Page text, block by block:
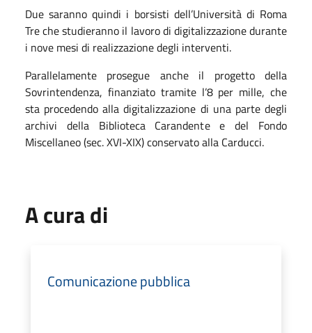
Due saranno quindi i borsisti dell’Università di Roma
Tre che studieranno il lavoro di digitalizzazione durante
i nove mesi di realizzazione degli interventi.
Parallelamente prosegue anche il progetto della
Sovrintendenza, finanziato tramite l’8 per mille, che
sta procedendo alla digitalizzazione di una parte degli
archivi della Biblioteca Carandente e del Fondo
Miscellaneo (sec. XVI-XIX) conservato alla Carducci.
A cura di
Comunicazione pubblica